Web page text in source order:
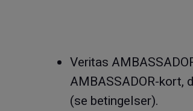
Veritas
AMBASSADOR-kort,
(se betingelser).